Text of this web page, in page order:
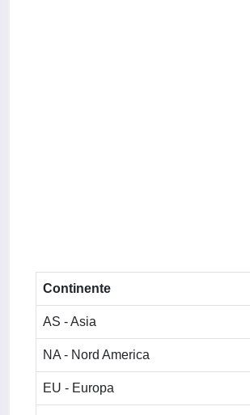
Continente
AS - Asia
NA - Nord America
EU - Europa